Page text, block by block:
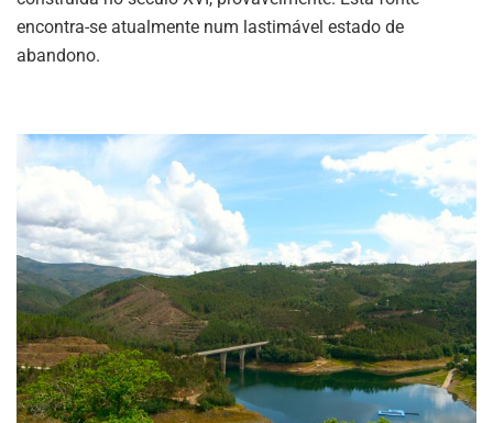
encontra-se atualmente num lastimável estado de
abandono.